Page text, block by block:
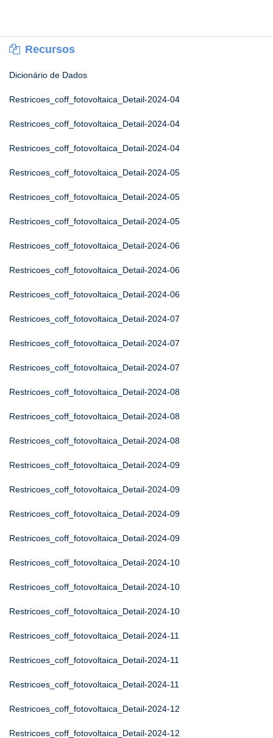
Recursos
Dicionário de Dados
Restricoes_coff_fotovoltaica_Detail-2024-04
Restricoes_coff_fotovoltaica_Detail-2024-04
Restricoes_coff_fotovoltaica_Detail-2024-04
Restricoes_coff_fotovoltaica_Detail-2024-05
Restricoes_coff_fotovoltaica_Detail-2024-05
Restricoes_coff_fotovoltaica_Detail-2024-05
Restricoes_coff_fotovoltaica_Detail-2024-06
Restricoes_coff_fotovoltaica_Detail-2024-06
Restricoes_coff_fotovoltaica_Detail-2024-06
Restricoes_coff_fotovoltaica_Detail-2024-07
Restricoes_coff_fotovoltaica_Detail-2024-07
Restricoes_coff_fotovoltaica_Detail-2024-07
Restricoes_coff_fotovoltaica_Detail-2024-08
Restricoes_coff_fotovoltaica_Detail-2024-08
Restricoes_coff_fotovoltaica_Detail-2024-08
Restricoes_coff_fotovoltaica_Detail-2024-09
Restricoes_coff_fotovoltaica_Detail-2024-09
Restricoes_coff_fotovoltaica_Detail-2024-09
Restricoes_coff_fotovoltaica_Detail-2024-09
Restricoes_coff_fotovoltaica_Detail-2024-10
Restricoes_coff_fotovoltaica_Detail-2024-10
Restricoes_coff_fotovoltaica_Detail-2024-10
Restricoes_coff_fotovoltaica_Detail-2024-11
Restricoes_coff_fotovoltaica_Detail-2024-11
Restricoes_coff_fotovoltaica_Detail-2024-11
Restricoes_coff_fotovoltaica_Detail-2024-12
Restricoes_coff_fotovoltaica_Detail-2024-12